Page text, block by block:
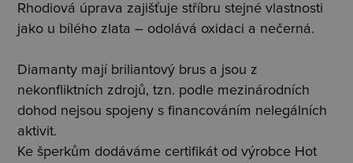
Rhodiová úprava zajišťuje stříbru stejné vlastnosti
jako u bílého zlata – odolává oxidaci a nečerná.
Diamanty mají briliantový brus a jsou z
nekonfliktních zdrojů, tzn. podle mezinárodních
dohod nejsou spojeny s financováním nelegálních
aktivit.
Ke šperkům dodáváme certifikát od výrobce Hot